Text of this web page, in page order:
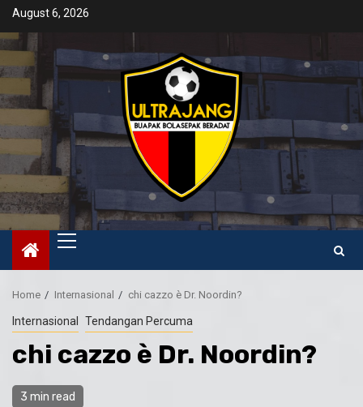
SkipAugust 6, 2026
Primary
Home Internasional chi cazzo è Dr. Noordin?
Internasional Tendangan Percuma
chi cazzo è Dr. Noordin?
3 min read